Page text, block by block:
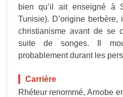
bien qu’il ait enseigné à
Tunisie). D’origine berbère,
christianisme avant de se
suite de songes. Il
probablement durant les
Carrière
Rhéteur renommé, Arnobe